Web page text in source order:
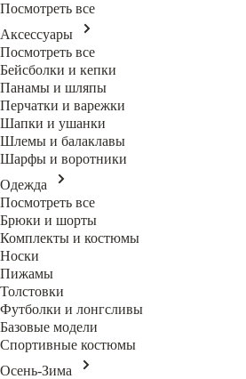
Посмотреть все
Аксессуары
Посмотреть все
Бейсболки и кепки
Панамы и шляпы
Перчатки и варежки
Шапки и ушанки
Шлемы и балаклавы
Шарфы и воротники
Одежда
Посмотреть все
Брюки и шорты
Комплекты и костюмы
Носки
Пижамы
Толстовки
Футболки и лонгсливы
Базовые модели
Спортивные костюмы
Осень-Зима